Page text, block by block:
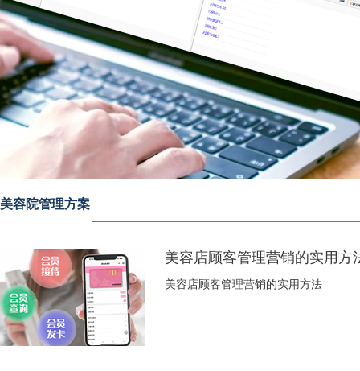
美容院管理方案
美容店顾客管理营销的实用方
美容店顾客管理营销的实用方法